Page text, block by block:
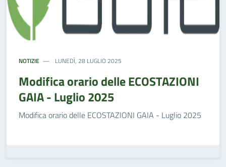
NOTIZIE LUNEDÌ, 28 LUGLIO 2025
Modifica orario delle ECOSTAZIONI
GAIA - Luglio 2025
Modifica orario delle ECOSTAZIONI GAIA - Luglio 2025